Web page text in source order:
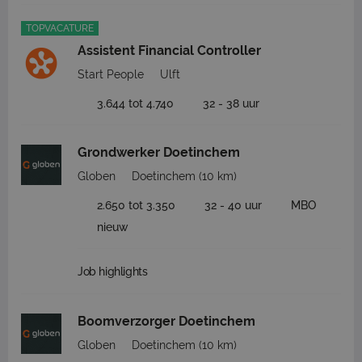
TOPVACATURE
Assistent Financial Controller
Start People Ulft
3.644 tot 4.740 32 - 38 uur
Grondwerker Doetinchem
Globen Doetinchem (10 km)
2.650 tot 3.350 32 - 40 uur
MBO
nieuw
Job highlights
Boomverzorger Doetinchem
Globen Doetinchem (10 km)